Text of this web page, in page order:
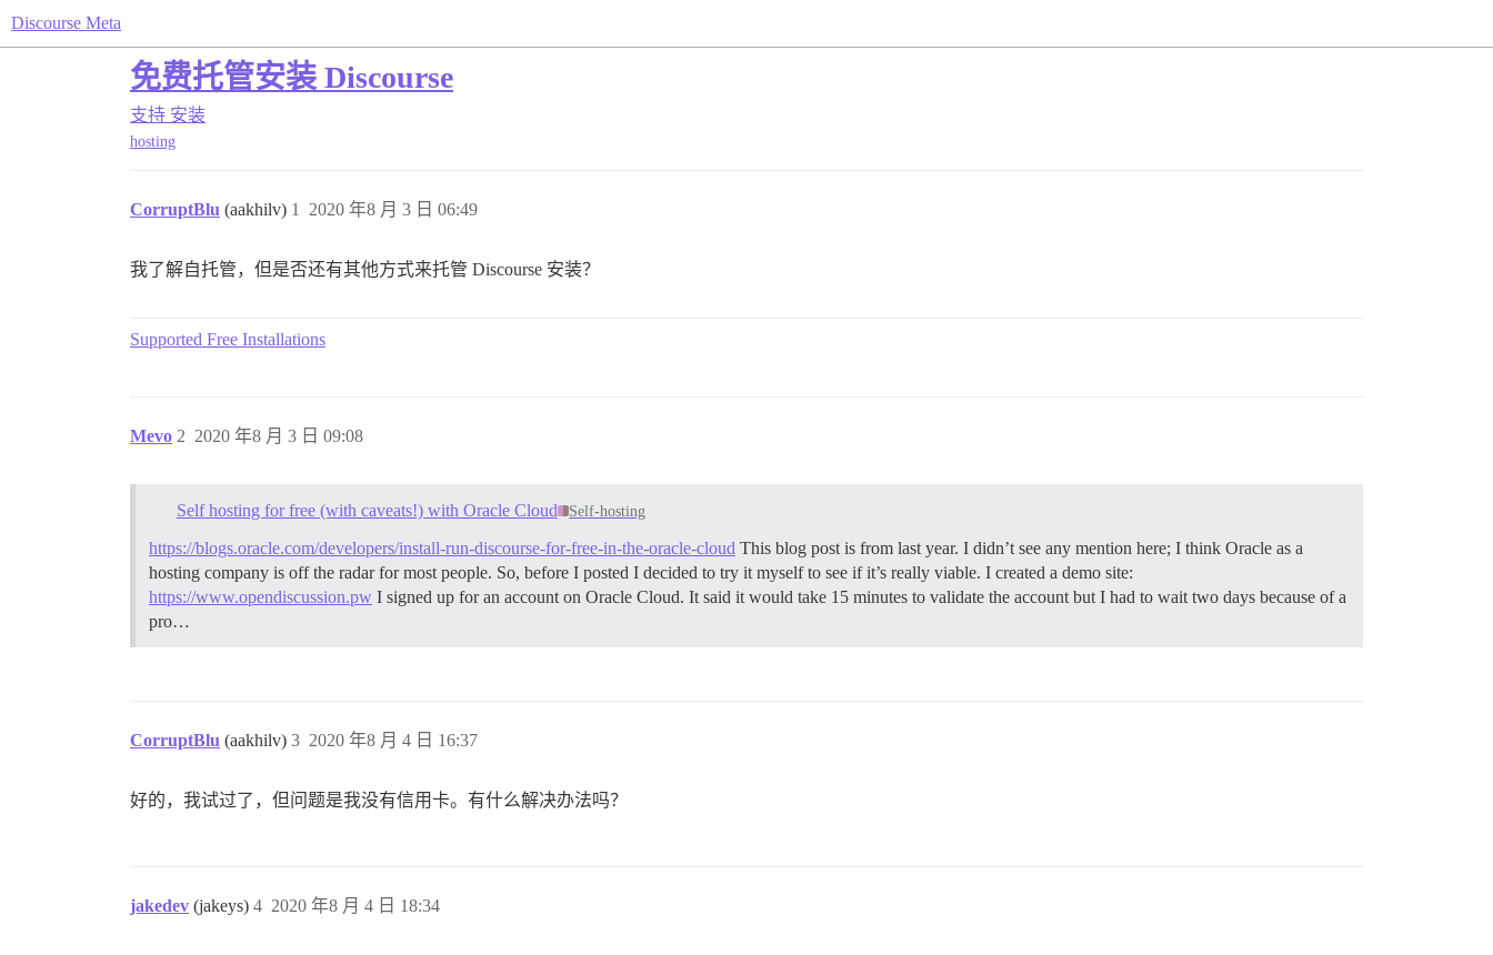
Discourse Meta
免费托管安装 Discourse
支持 安装
hosting
CorruptBlu (aakhilv) 2020 年8 月 3 日 06:49
1
我了解自托管，但是否还有其他方式来托管 Discourse 安装？
Supported Free Installations
Mevo 2020 年8 月 3 日 09:08
2
Self hosting for free (with caveats!) with Oracle Cloud Self-hosting
https://blogs.oracle.com/developers/install-run-discourse-for-free-in-the-oracle-cloud This blog post is from last year. I didn’t see any mention here; I think Oracle as a
hosting company is off the radar for most people. So, before I posted I decided to try it myself to see if it’s really viable. I created a demo site:
https://www.opendiscussion.pw I signed up for an account on Oracle Cloud. It said it would take 15 minutes to validate the account but I had to wait two days because of a
pro…
CorruptBlu (aakhilv) 2020 年8 月 4 日 16:37
3
好的，我试过了，但问题是我没有信用卡。有什么解决办法吗？
jakedev (jakeys) 2020 年8 月 4 日 18:34
4